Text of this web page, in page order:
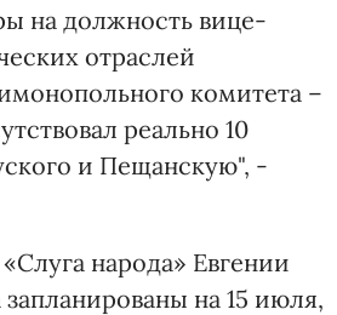
на должность вице-
отраслей
комитета –
реально 10
и Пещанскую", -
народа» Евгении
на 15 июля,